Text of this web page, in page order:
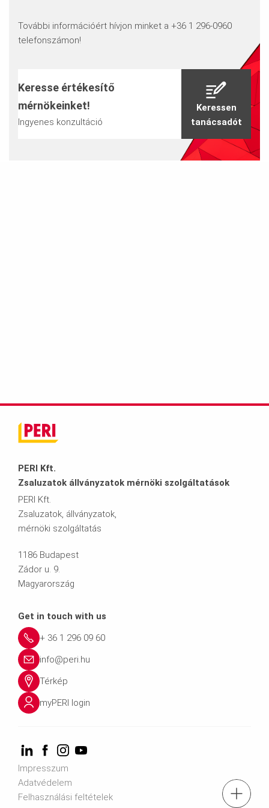
tel.: + 36 1 296 0960
További információért hívjon minket a +36 1 296-0960
telefonszámon!
Keresse értékesítő
mérnökeinket!
Ingyenes konzultáció
Keressen
tanácsadót
PERI Kft.
Zsaluzatok állványzatok mérnöki szolgáltatások
PERI Kft.
Zsaluzatok, állványzatok,
mérnöki szolgáltatás
1186 Budapest
Zádor u. 9.
Magyarország
Get in touch with us
+ 36 1 296 09 60
info@peri.hu
Térkép
myPERI login
Impresszum
Adatvédelem
Felhasználási feltételek